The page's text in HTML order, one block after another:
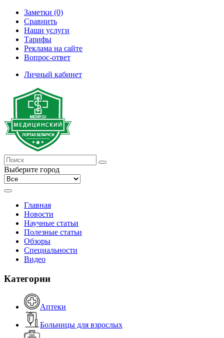
Заметки (0)
Сравнить
Наши услуги
Тарифы
Реклама на сайте
Вопрос-ответ
Личный кабинет
Выберите город
Главная
Новости
Научные статьи
Полезные статьи
Обзоры
Специальности
Видео
Категории
Аптеки
Больницы для взрослых